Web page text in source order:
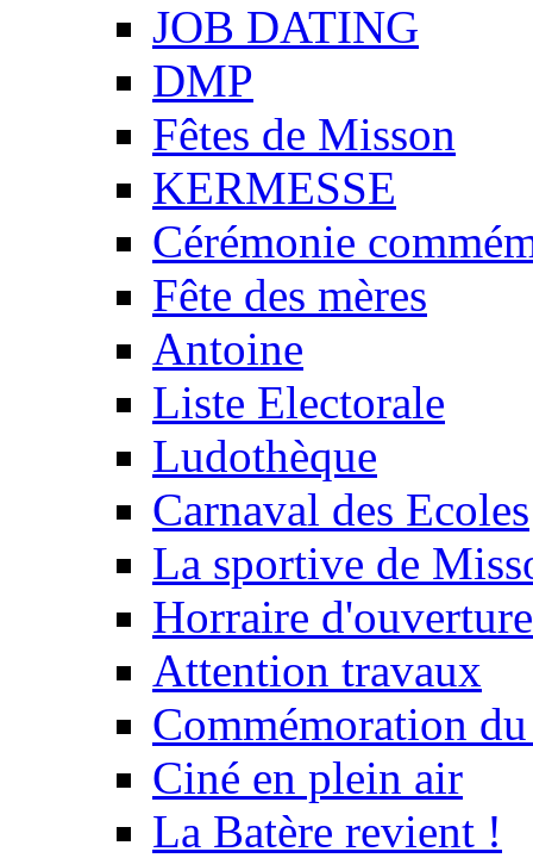
JOB DATING
DMP
Fêtes de Misson
KERMESSE
Cérémonie
Fête des mères
Antoine
Liste Electorale
Ludothèque
Carnaval des Ecoles
La sportive de
Horraire
Attention travaux
Commémoration
Ciné en plein air
La Batère revient !